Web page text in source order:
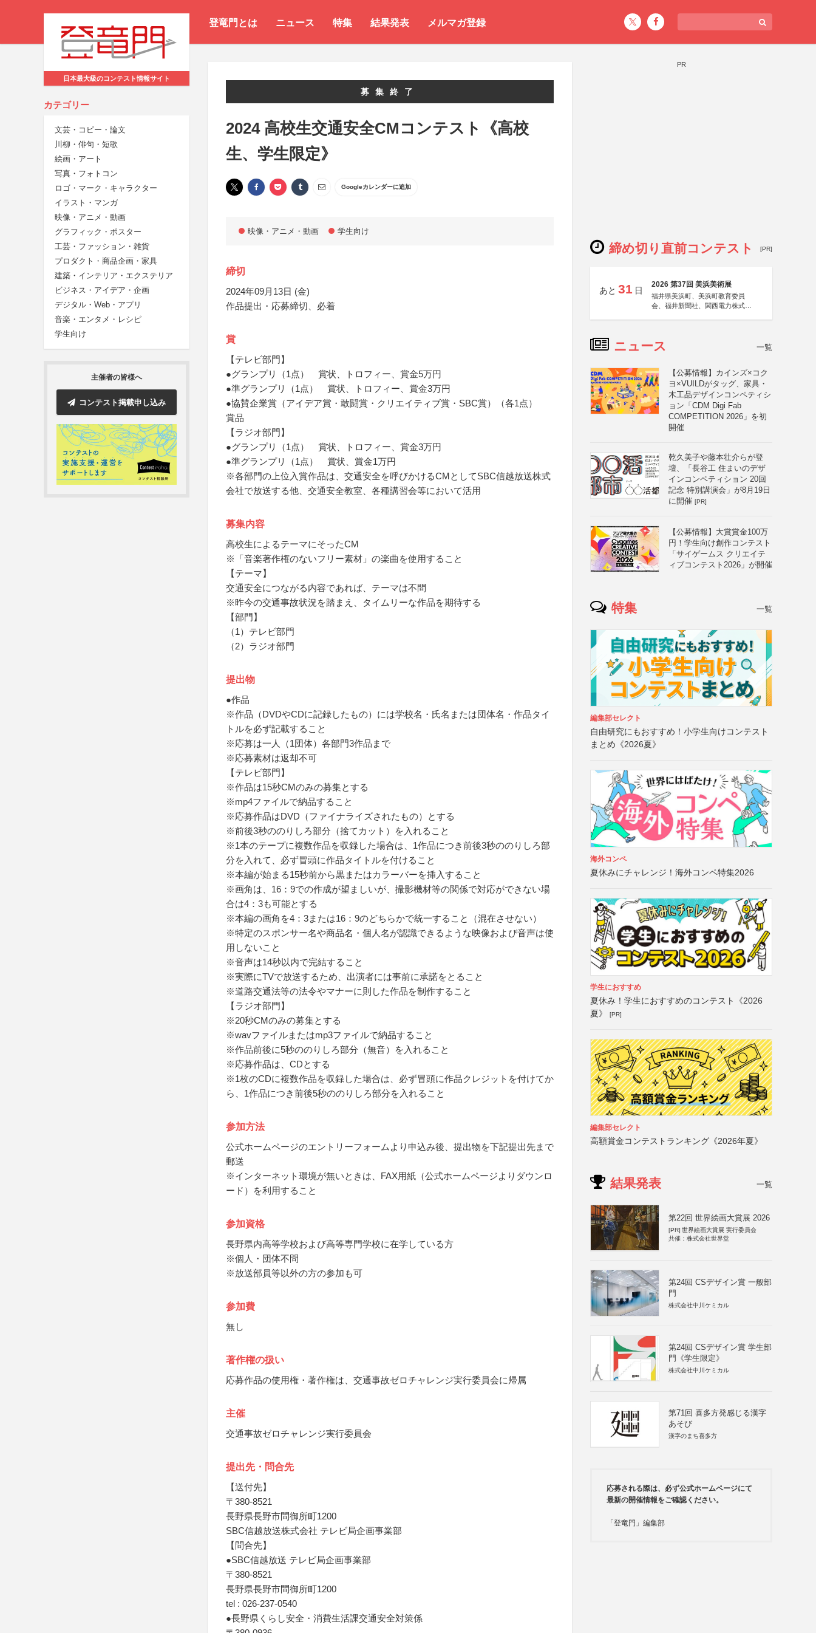
登竜門とは ニュース 特集 結果発表 メルマガ登録
日本最大級のコンテスト情報サイト
カテゴリー
文芸・コピー・論文
川柳・俳句・短歌
絵画・アート
写真・フォトコン
ロゴ・マーク・キャラクター
イラスト・マンガ
映像・アニメ・動画
グラフィック・ポスター
工芸・ファッション・雑貨
プロダクト・商品企画・家具
建築・インテリア・エクステリア
ビジネス・アイデア・企画
デジタル・Web・アプリ
音楽・エンタメ・レシピ
学生向け
主催者の皆様へ
コンテスト掲載申し込み
募集終了
2024 高校生交通安全CMコンテスト《高校
生、学生限定》
Googleカレンダーに追加
映像・アニメ・動画 学生向け
締切
2024年09月13日 (金)
作品提出・応募締切、必着
賞
【テレビ部門】
●グランプリ（1点） 賞状、トロフィー、賞金5万円
●準グランプリ（1点） 賞状、トロフィー、賞金3万円
●協賛企業賞（アイデア賞・敢闘賞・クリエイティブ賞・SBC賞）（各1点）
賞品
【ラジオ部門】
●グランプリ（1点） 賞状、トロフィー、賞金3万円
●準グランプリ（1点） 賞状、賞金1万円
※各部門の上位入賞作品は、交通安全を呼びかけるCMとしてSBC信越放送株式
会社で放送する他、交通安全教室、各種講習会等において活用
募集内容
高校生によるテーマにそったCM
※「音楽著作権のないフリー素材」の楽曲を使用すること
【テーマ】
交通安全につながる内容であれば、テーマは不問
※昨今の交通事故状況を踏まえ、タイムリーな作品を期待する
【部門】
（1）テレビ部門
（2）ラジオ部門
提出物
●作品
※作品（DVDやCDに記録したもの）には学校名・氏名または団体名・作品タイ
トルを必ず記載すること
※応募は一人（1団体）各部門3作品まで
※応募素材は返却不可
【テレビ部門】
※作品は15秒CMのみの募集とする
※mp4ファイルで納品すること
※応募作品はDVD（ファイナライズされたもの）とする
※前後3秒ののりしろ部分（捨てカット）を入れること
※1本のテープに複数作品を収録した場合は、1作品につき前後3秒ののりしろ部
分を入れて、必ず冒頭に作品タイトルを付けること
※本編が始まる15秒前から黒またはカラーバーを挿入すること
※画角は、16：9での作成が望ましいが、撮影機材等の関係で対応ができない場
合は4：3も可能とする
※本編の画角を4：3または16：9のどちらかで統一すること（混在させない）
※特定のスポンサー名や商品名・個人名が認識できるような映像および音声は使
用しないこと
※音声は14秒以内で完結すること
※実際にTVで放送するため、出演者には事前に承諾をとること
※道路交通法等の法令やマナーに則した作品を制作すること
【ラジオ部門】
※20秒CMのみの募集とする
※wavファイルまたはmp3ファイルで納品すること
※作品前後に5秒ののりしろ部分（無音）を入れること
※応募作品は、CDとする
※1枚のCDに複数作品を収録した場合は、必ず冒頭に作品クレジットを付けてか
ら、1作品につき前後5秒ののりしろ部分を入れること
参加方法
公式ホームページのエントリーフォームより申込み後、提出物を下記提出先まで
郵送
※インターネット環境が無いときは、FAX用紙（公式ホームページよりダウンロ
ード）を利用すること
参加資格
長野県内高等学校および高等専門学校に在学している方
※個人・団体不問
※放送部員等以外の方の参加も可
参加費
無し
著作権の扱い
応募作品の使用権・著作権は、交通事故ゼロチャレンジ実行委員会に帰属
主催
交通事故ゼロチャレンジ実行委員会
提出先・問合先
【送付先】
〒380-8521
長野県長野市問御所町1200
SBC信越放送株式会社 テレビ局企画事業部
【問合先】
●SBC信越放送 テレビ局企画事業部
〒380-8521
長野県長野市問御所町1200
tel : 026-237-0540
●長野県くらし安全・消費生活課交通安全対策係
PR
締め切り直前コンテスト [PR]
あと 31 日
2026 第37回 美浜美術展
福井県美浜町、美浜町教育委員
会、福井新聞社、関西電力株式会
ニュース 一覧
【公募情報】カインズ×コク
ヨ×VUILDがタッグ、家具・
木工品デザインコンペティシ
ョン「CDM Digi Fab
COMPETITION 2026」を初
開催
乾久美子や藤本壮介らが登
壇、「長谷工 住まいのデザ
インコンペティション 20回
記念 特別講演会」が8月19日
に開催 [PR]
【公募情報】大賞賞金100万
円！学生向け創作コンテスト
「サイゲームス クリエイテ
ィブコンテスト2026」が開催
特集 一覧
編集部セレクト
自由研究にもおすすめ！小学生向けコンテスト
まとめ《2026夏》
海外コンペ
夏休みにチャレンジ！海外コンペ特集2026
学生におすすめ
夏休み！学生におすすめのコンテスト《2026
夏》
[PR]
編集部セレクト
高額賞金コンテストランキング《2026年夏》
結果発表 一覧
第22回 世界絵画大賞展 2026
[PR] 世界絵画大賞展 実行委員会
共催：株式会社世界堂
第24回 CSデザイン賞 一般部
門
株式会社中川ケミカル
第24回 CSデザイン賞 学生部
門《学生限定》
株式会社中川ケミカル
第71回 喜多方発感じる漢字
あそび
漢字のまち喜多方
応募される際は、必ず公式ホームページにて
最新の開催情報をご確認ください。
「登竜門」編集部